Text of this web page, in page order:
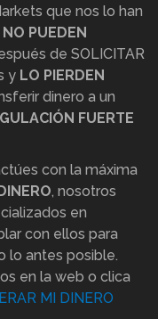
que nos lo han
NO PUEDEN
de SOLICITAR
y LO PIERDEN
dinero a un
FUERTE
con la máxima
, nosotros
en
con ellos para
lo antes posible.
en la web o clica
MI DINERO